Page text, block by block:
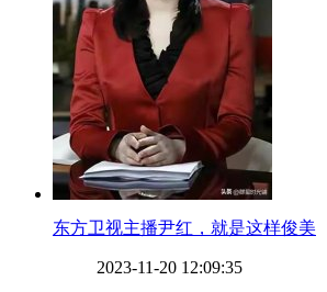
​东方卫视主播尹红，就是这样俊美
2023-11-20 12:09:35